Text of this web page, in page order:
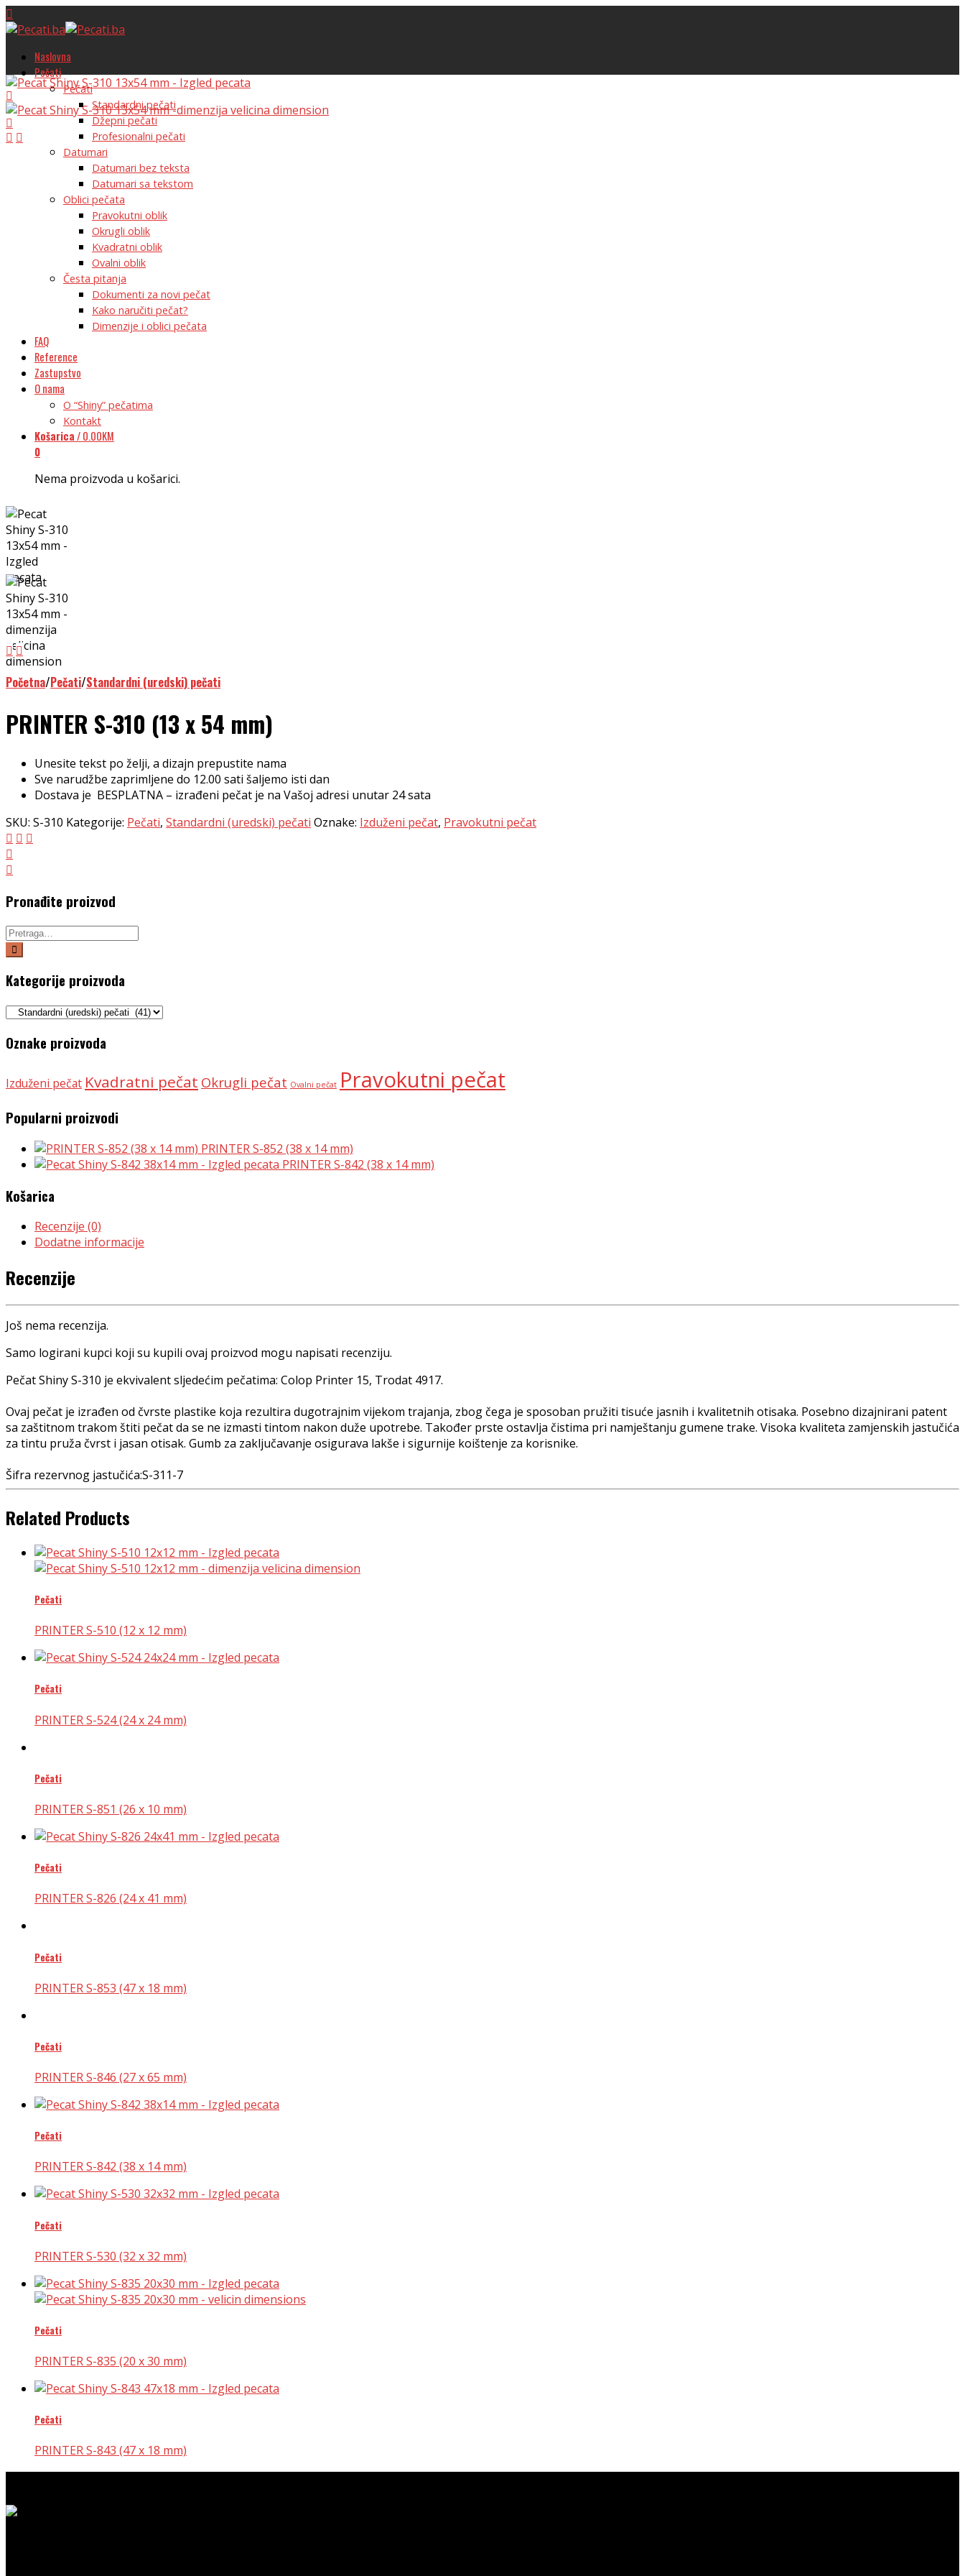
Naslovna
Pečati
Pečati
Standardni pečati
Džepni pečati
Profesionalni pečati
Datumari
Datumari bez teksta
Datumari sa tekstom
Oblici pečata
Pravokutni oblik
Okrugli oblik
Kvadratni oblik
Ovalni oblik
Česta pitanja
Dokumenti za novi pečat
Kako naručiti pečat?
Dimenzije i oblici pečata
FAQ
Reference
Zastupstvo
O nama
O “Shiny” pečatima
Kontakt
Košarica/0.00KM
0
Nema proizvoda u košarici.
Početna/Pečati/Standardni (uredski) pečati
PRINTER S-310 (13 x 54 mm)
Unesite tekst po želji, a dizajn prepustite nama
Sve narudžbe zaprimljene do 12.00 sati šaljemo isti dan
Dostava je BESPLATNA – izrađeni pečat je na Vašoj adresi unutar 24 sata
SKU: S-310 Kategorije: Pečati, Standardni (uredski) pečati Oznake: Izduženi pečat, Pravokutni pečat
Pronađite proizvod
Kategorije proizvoda
Oznake proizvoda
Izduženi pečat Kvadratni pečat Okrugli pečat Ovalni pečat Pravokutni pečat
Popularni proizvodi
PRINTER S-852 (38 x 14 mm)
PRINTER S-842 (38 x 14 mm)
Košarica
Recenzije (0)
Dodatne informacije
Recenzije
Još nema recenzija.
Samo logirani kupci koji su kupili ovaj proizvod mogu napisati recenziju.
Pečat Shiny S-310 je ekvivalent sljedećim pečatima: Colop Printer 15, Trodat 4917.
Ovaj pečat je izrađen od čvrste plastike koja rezultira dugotrajnim vijekom trajanja, zbog čega je sposoban pružiti tisuće jasnih i kvalitetnih otisaka. Posebno dizajnirani patent
sa zaštitnom trakom štiti pečat da se ne izmasti tintom nakon duže upotrebe. Također prste ostavlja čistima pri namještanju gumene trake. Visoka kvaliteta zamjenskih jastučića
za tintu pruža čvrst i jasan otisak. Gumb za zaključavanje osigurava lakše i sigurnije koištenje za korisnike.
Šifra rezervnog jastučića:S-311-7
Related Products
Pečati
PRINTER S-510 (12 x 12 mm)
Pečati
PRINTER S-524 (24 x 24 mm)
Pečati
PRINTER S-851 (26 x 10 mm)
Pečati
PRINTER S-826 (24 x 41 mm)
Pečati
PRINTER S-853 (47 x 18 mm)
Pečati
PRINTER S-846 (27 x 65 mm)
Pečati
PRINTER S-842 (38 x 14 mm)
Pečati
PRINTER S-530 (32 x 32 mm)
Pečati
PRINTER S-835 (20 x 30 mm)
Pečati
PRINTER S-843 (47 x 18 mm)